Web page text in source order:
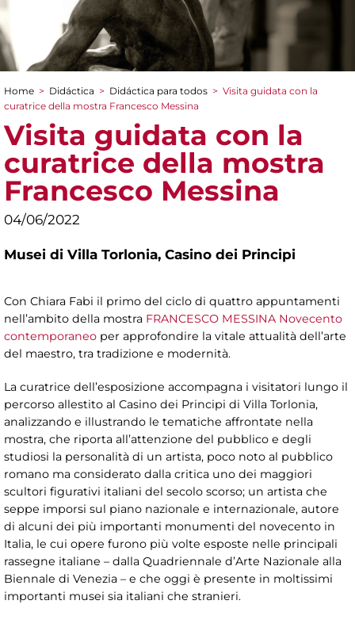
You are here
Home > Didáctica > Didáctica para todos > Visita guidata con la
curatrice della mostra Francesco Messina
Visita guidata con la
curatrice della mostra
Francesco Messina
04/06/2022
Musei di Villa Torlonia, Casino dei Principi
Con Chiara Fabi il primo del ciclo di quattro appuntamenti
nell’ambito della mostra FRANCESCO MESSINA Novecento
contemporaneo per approfondire la vitale attualità dell’arte
del maestro, tra tradizione e modernità.
La curatrice dell’esposizione accompagna i visitatori lungo il
percorso allestito al Casino dei Principi di Villa Torlonia,
analizzando e illustrando le tematiche affrontate nella
mostra, che riporta all’attenzione del pubblico e degli
studiosi la personalità di un artista, poco noto al pubblico
romano ma considerato dalla critica uno dei maggiori
scultori figurativi italiani del secolo scorso; un artista che
seppe imporsi sul piano nazionale e internazionale, autore
di alcuni dei più importanti monumenti del novecento in
Italia, le cui opere furono più volte esposte nelle principali
rassegne italiane – dalla Quadriennale d’Arte Nazionale alla
Biennale di Venezia – e che oggi è presente in moltissimi
importanti musei sia italiani che stranieri.